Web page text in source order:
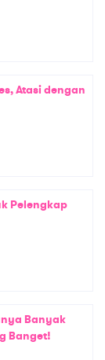
Atasi dengan
Pelengkap
Banyak
Banget!